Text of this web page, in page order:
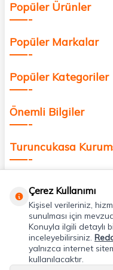
değer
Popüler Ürünler
Popüler Markalar
Popüler Kategoriler
Önemli Bilgiler
Turuncukasa
Uygulamalarımız
Adres & İletişim
Çerez Kullanımı
Kişisel verileriniz,
sunulması için
Konuyla ilgili detaylı
inceleyebilirsiniz.
yalnızca internet
kullanılacaktır.